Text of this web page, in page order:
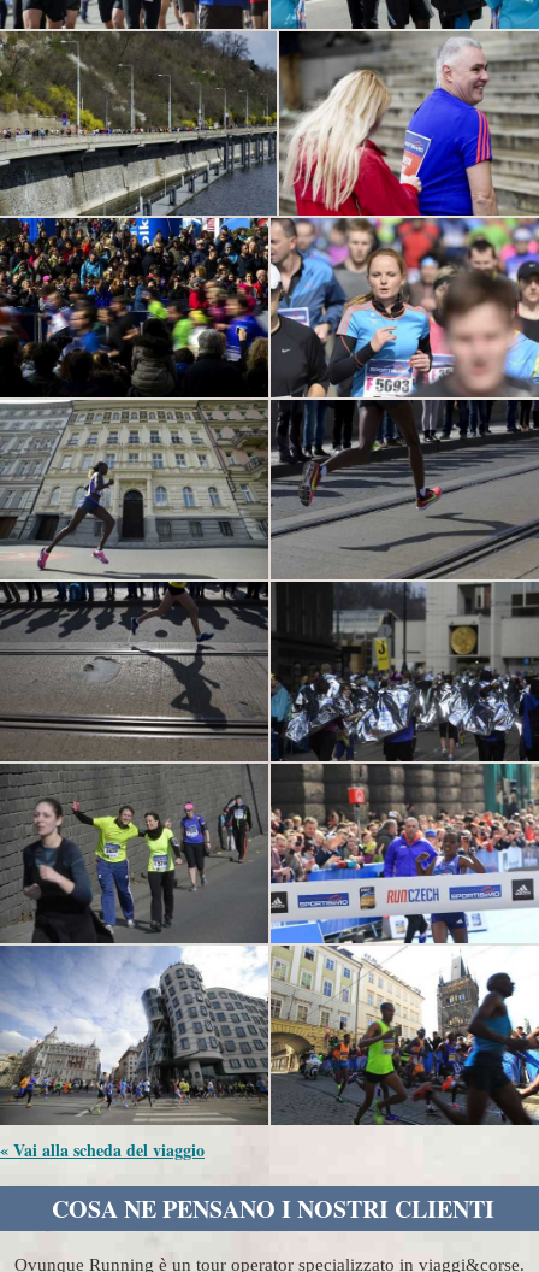
« Vai alla scheda del viaggio
COSA NE PENSANO I NOSTRI CLIENTI
Ovunque Running è un tour operator specializzato in viaggi&corse.